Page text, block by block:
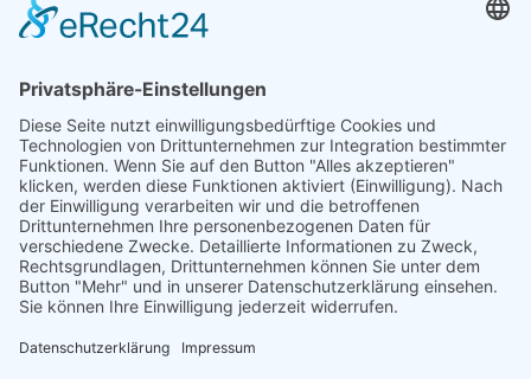
Nordrhein-Westfalen
Saarland
Sachsen
Sachsen-Anhalt
Schleswig-Holstein
Thüringen